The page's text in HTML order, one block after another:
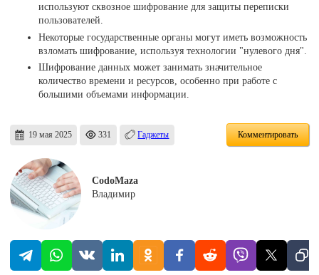
используют сквозное шифрование для защиты переписки
пользователей.
Некоторые государственные органы могут иметь возможность
взломать шифрование, используя технологии "нулевого дня".
Шифрование данных может занимать значительное
количество времени и ресурсов, особенно при работе с
большими объемами информации.
19 мая 2025 331 Гаджеты Комментировать
CodoMaza
Владимир